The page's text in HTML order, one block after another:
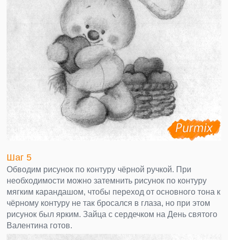
Шаг 5
Обводим рисунок по контуру чёрной ручкой. При
необходимости можно затемнить рисунок по контуру
мягким карандашом, чтобы переход от основного тона к
чёрному контуру не так бросался в глаза, но при этом
рисунок был ярким. Зайца с сердечком на День святого
Валентина готов.